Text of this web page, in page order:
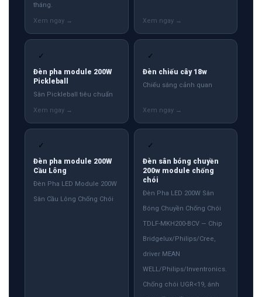
tháng.
✓
Đèn pha module 200W
Pickleball
Sân Pickleball tiêu chuẩn
✓
Đèn chiếu cây 18w
Chiếu sáng cảnh quan
✓
Đèn pha module 200W
Cầu Lông
Đèn Pha LED Module 200W
Sân Cầu Lông Chống Chói
✓
Đèn sân bóng chuyền
200w module chống
chói
Đèn Pha LED 200W Sân
Bóng Chuyền Chống Chói
TDLF-MKH200-BCV — Chip
Bridgelux/Philips/Cree,
driver MEAN
WELL/Philips/Inventronics.
Chống chói UGR<19, ánh